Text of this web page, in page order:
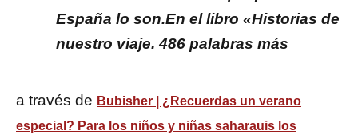
España lo son.En el libro «Historias de
nuestro viaje. 486 palabras más
a través de Bubisher | ¿Recuerdas un verano
especial? Para los niños y niñas saharauis los